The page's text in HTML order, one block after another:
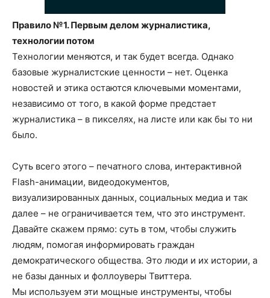
Правило №1. Первым делом журналистика,
технологии потом
Технологии меняются, и так будет всегда. Однако
базовые журналистские ценности – нет. Оценка
новостей и этика остаются ключевыми моментами,
независимо от того, в какой форме предстает
журналистика – в пикселях, на листе или как бы то ни
было.
Суть всего этого – печатного слова, интерактивной
Flash-анимации, видеодокументов,
визуализированных данных, социальных медиа и так
далее – не ограничивается тем, что это инструмент.
Давайте скажем прямо: суть в том, чтобы служить
людям, помогая информировать граждан
демократического общества. Это люди и их истории, а
не базы данных и фоллоуверы Твиттера.
Мы используем эти мощные инструменты, чтобы